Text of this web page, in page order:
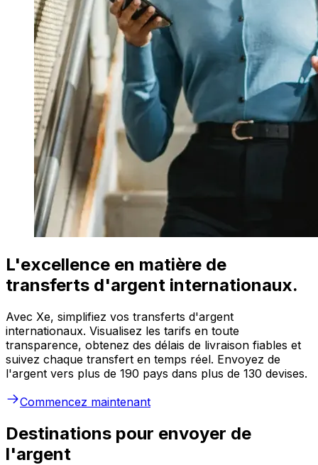
L'excellence en matière de
transferts d'argent internationaux.
Avec Xe, simplifiez vos transferts d'argent
internationaux. Visualisez les tarifs en toute
transparence, obtenez des délais de livraison fiables et
suivez chaque transfert en temps réel. Envoyez de
l'argent vers plus de 190 pays dans plus de 130 devises.
Commencez maintenant
Destinations pour envoyer de
l'argent